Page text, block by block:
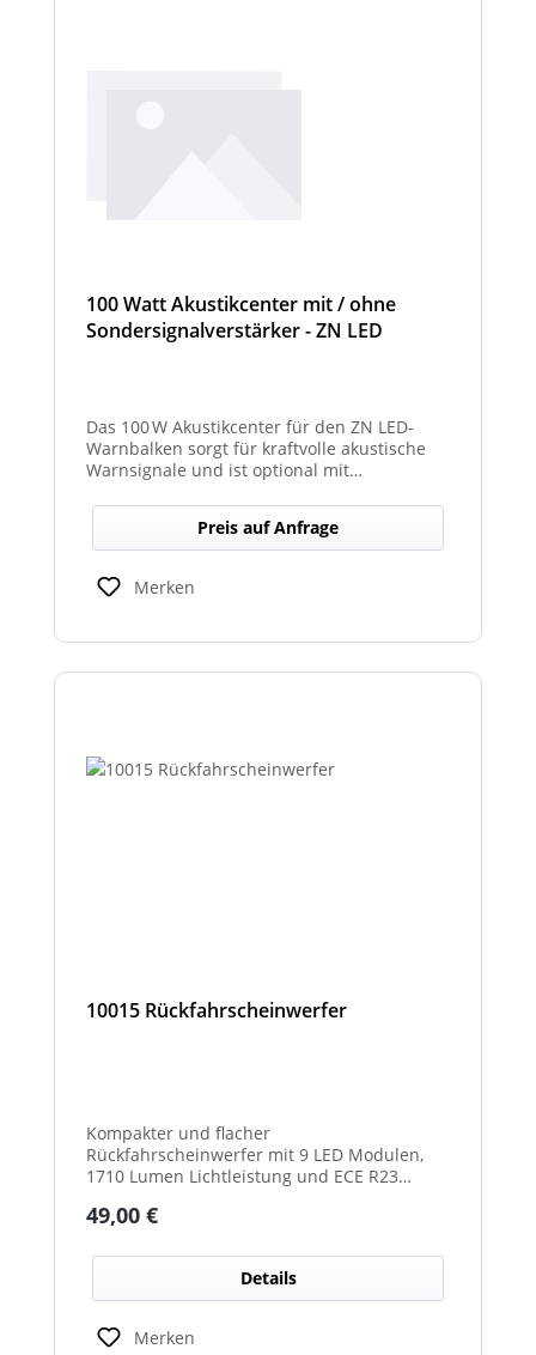
100 Watt Akustikcenter mit / ohne
Sondersignalverstärker - ZN LED
Das 100 W Akustikcenter für den ZN LED-
Warnbalken sorgt für kraftvolle akustische
Warnsignale und ist optional mit
erhältlich.
Preis auf Anfrage
Merken
10015 Rückfahrscheinwerfer
Kompakter und flacher
Rückfahrscheinwerfer mit 9 LED Modulen,
1710 Lumen Lichtleistung und ECE R23
Regulärer Preis:
49,00 €
Details
Merken